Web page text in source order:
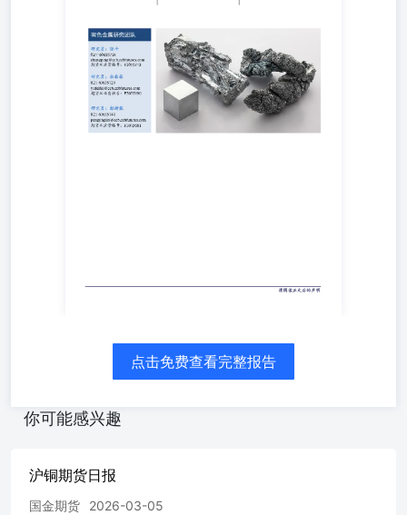
60635740pengjinglin@ccb.ccbfutures.com期货从业资格号：
F3075681行业铜期货日报 一、行情回顾与操作建议图1：沪
铜走势及盘面价差图2：伦铜走势及价差数据来源：Wind，
建信期货研究发展部数据来源：Wind，建信期货研究发展
部沪铜震荡下行，再度回到前期震荡区间，盘面月间价差走
阔，现货市场紧张情况未改，国内社库较周一下降0.47万
谨慎情绪增加，短期在情绪面影响下铜价还将震荡。二、行
业要闻1.外电6月11日消息，Cobalt Blue已完成其西澳大利
和锌生产的分阶段开发计划。该项目将针对Onedin和
Sandiego矿床进行顺序开发。Onedin矿床的矿石计划进行露
锌将通过结晶法以一水合酸锌的形式回收。Sandiego矿床的
立的铜精矿和锌精矿。预计该项目将通过光伏太阳能电网搭
点击免费查看完整报告
你可能感兴趣
沪铜期货日报
国金期货 2026-03-05